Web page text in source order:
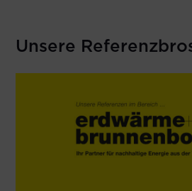
Unsere